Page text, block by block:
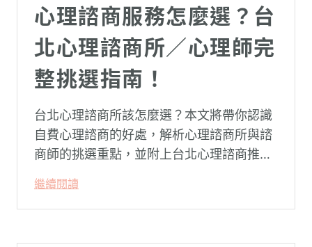
心理諮商服務怎麼選？台
北心理諮商所／心理師完
整挑選指南！
台北心理諮商所該怎麼選？本文將帶你認識
自費心理諮商的好處，解析心理諮商所與諮
商師的挑選重點，並附上台北心理諮商推薦
理，陪你面對情緒困擾找回生活步調。
繼續閱讀